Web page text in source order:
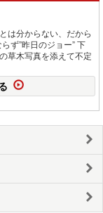
は分からない、だから
ず”昨日のジョー” 下
草木写真を添えて不定